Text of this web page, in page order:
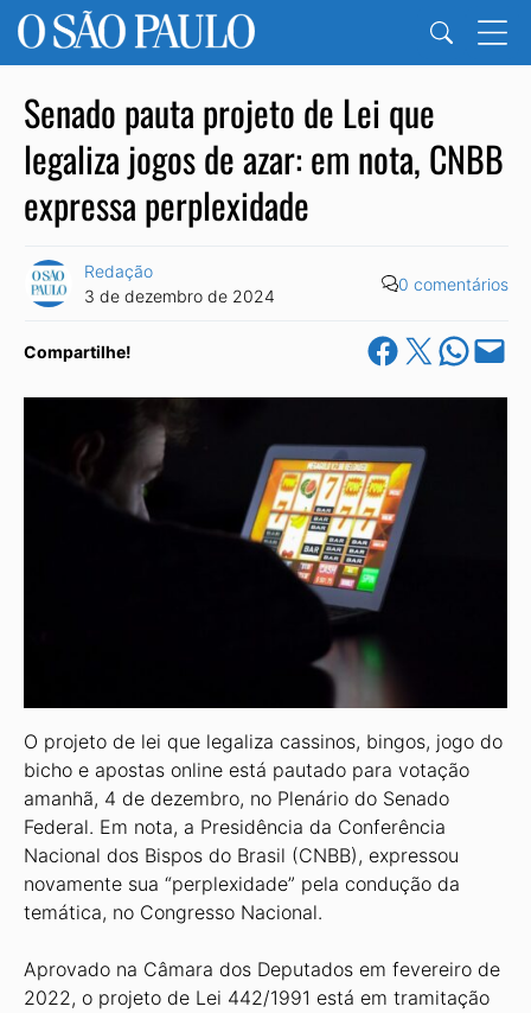
Senado pauta projeto de Lei que
legaliza jogos de azar: em nota, CNBB
expressa perplexidade
Redação
3 de dezembro de 2024
0 comentários
Compartilhe! Share on Facebook
Share on X Share on
Email this
O projeto de lei que legaliza cassinos, bingos, jogo do
bicho e apostas online está pautado para votação
amanhã, 4 de dezembro, no Plenário do Senado
Federal. Em nota, a Presidência da Conferência
Nacional dos Bispos do Brasil (CNBB), expressou
novamente sua “perplexidade” pela condução da
temática, no Congresso Nacional.
Aprovado na Câmara dos Deputados em fevereiro de
2022, o projeto de Lei 442/1991 está em tramitação